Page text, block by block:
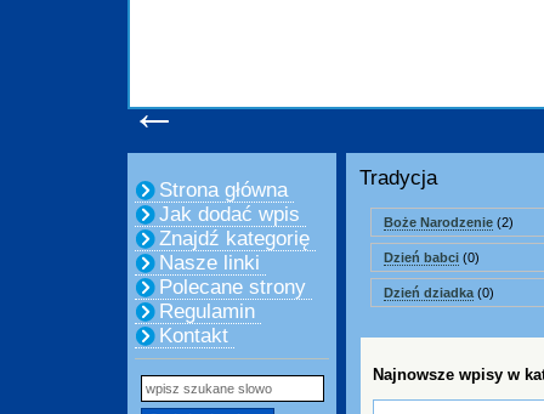
←
Strona główna
Jak dodać wpis
Znajdź kategorię
Nasze linki
Polecane strony
Regulamin
Kontakt
Tradycja
Boże Narodzenie (2)
Dzień babci (0)
Dzień dziadka (0)
Najnowsze wpisy w